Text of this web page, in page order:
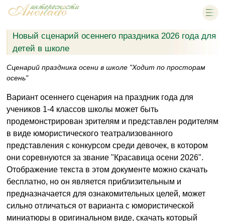
Новый сценарий осеннего праздника 2026 года для
детей в школе
Сценарий праздника осени в школе "Ходит по просторам
осень"
Вариант осеннего сценария на праздник года для
учеников 1-4 классов школы может быть
продемонстрирован зрителям и представлен родителям
в виде юмористического театрализованного
представления с конкурсом среди девочек, в котором
они соревнуются за звание "Красавица осени 2026".
Отображение текста в этом документе можно скачать
бесплатно, но он является приблизительным и
предназначается для ознакомительных целей, может
сильно отличаться от варианта с юмористической
миниатюры в оригинальном виде, скачать который